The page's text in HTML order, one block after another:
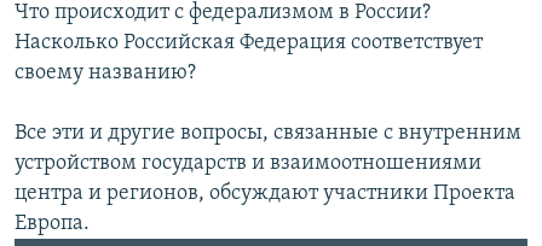
Что происходит с федерализмом в России?
Насколько Российская Федерация соответствует
своему названию?
Все эти и другие вопросы, связанные с внутренним
устройством государств и взаимоотношениями
центра и регионов, обсуждают участники Проекта
Европа.